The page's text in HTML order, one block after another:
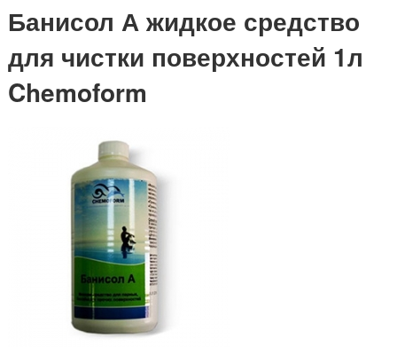
Банисол А жидкое средство
для чистки поверхностей 1л
Chemoform